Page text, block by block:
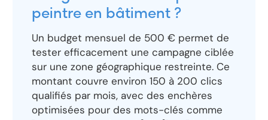
peintre en bâtiment ?
Un budget mensuel de 500 € permet de
tester efficacement une campagne ciblée
sur une zone géographique restreinte. Ce
montant couvre environ 150 à 200 clics
qualifiés par mois, avec des enchères
optimisées pour des mots-clés comme